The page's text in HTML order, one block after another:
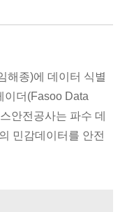
해종)에 데이터 식별
이더(Fasoo Data
안전공사는 파수 데
민감데이터를 안전